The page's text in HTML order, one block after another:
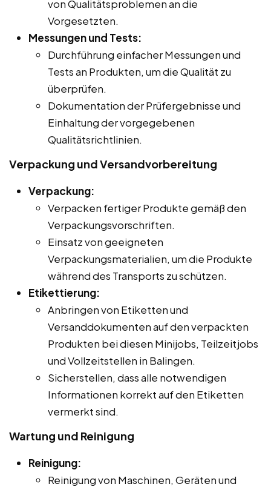
von Qualitätsproblemen an die
Vorgesetzten.
Messungen und Tests:
Durchführung einfacher Messungen und
Tests an Produkten, um die Qualität zu
überprüfen.
Dokumentation der Prüfergebnisse und
Einhaltung der vorgegebenen
Qualitätsrichtlinien.
Verpackung und Versandvorbereitung
Verpackung:
Verpacken fertiger Produkte gemäß den
Verpackungsvorschriften.
Einsatz von geeigneten
Verpackungsmaterialien, um die Produkte
während des Transports zu schützen.
Etikettierung:
Anbringen von Etiketten und
Versanddokumenten auf den verpackten
Produkten bei diesen Minijobs, Teilzeitjobs
und Vollzeitstellen in Balingen.
Sicherstellen, dass alle notwendigen
Informationen korrekt auf den Etiketten
vermerkt sind.
Wartung und Reinigung
Reinigung:
Reinigung von Maschinen, Geräten und